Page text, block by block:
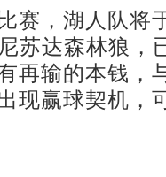
，湖人队将
苏达森林狼，
再输的本钱，
现赢球契机，